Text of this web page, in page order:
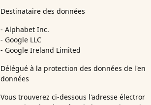
Destinataire des données
- Alphabet Inc.
- Google LLC
- Google Ireland Limited
Délégué à la protection des données de
données
Vous trouverez ci-dessous l'adresse